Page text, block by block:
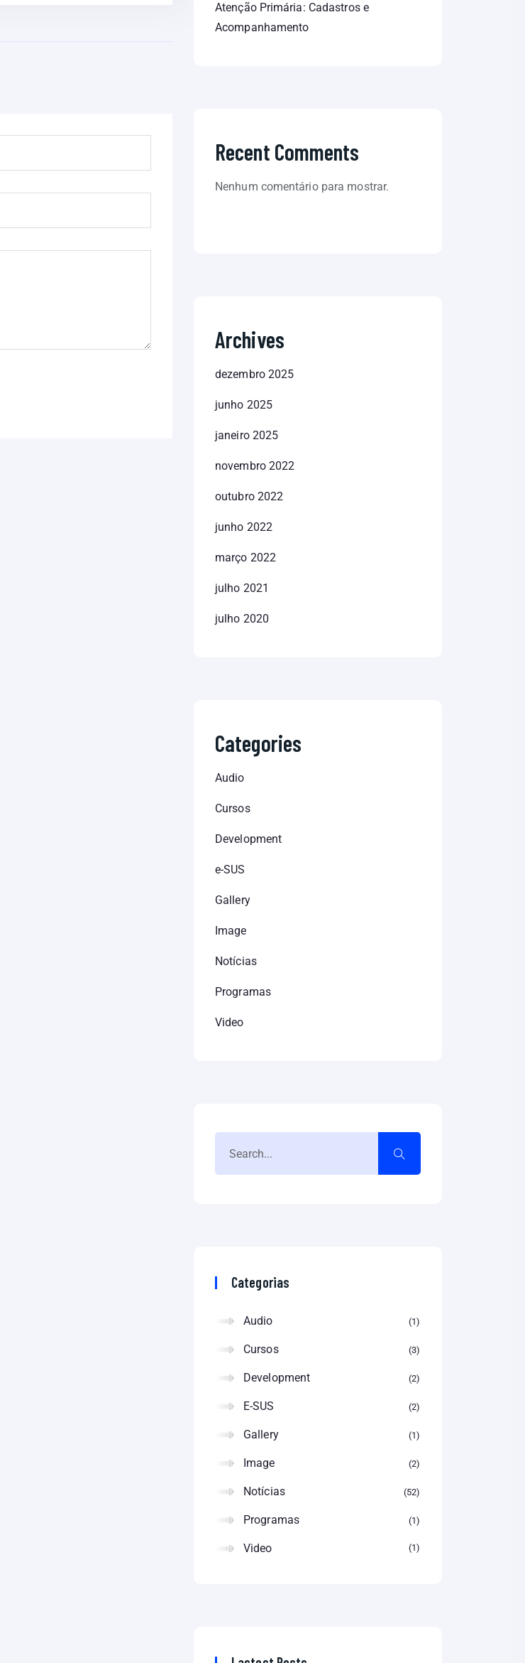
Atenção Primária: Cadastros e
Acompanhamento
Recent Comments
Nenhum comentário para mostrar.
Archives
dezembro 2025
junho 2025
janeiro 2025
novembro 2022
outubro 2022
junho 2022
março 2022
julho 2021
julho 2020
Categories
Audio
Cursos
Development
e-SUS
Gallery
Image
Notícias
Programas
Video
Categorias
Audio 1
Cursos 3
Development 2
E-SUS 2
Gallery 1
Image 2
Notícias 52
Programas 1
Video 1